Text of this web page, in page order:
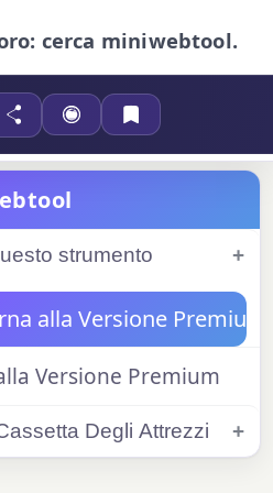
cerca miniwebtool.
strumento
alla Versione Premium
Versione Premium
Degli Attrezzi